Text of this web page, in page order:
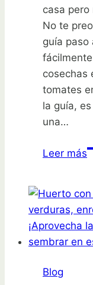
casa pero
No te
guía paso
cosechas
tomates
la guía,
una…
Leer más
Blog